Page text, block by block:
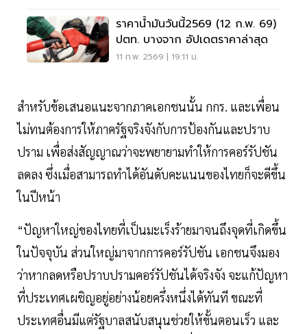
ราคาน้ำมันวันนี้2569 (12 ก.พ. 69)
ปตท. บางจาก อัปเดตราคาล่าสุด
11 ก.พ. 2569 | 19:11 น.
สำหรับข้อเสนอแนะจากภาคเอกชนนั้น กกร. และเพื่อน
ไม่ทนต้องการให้ภาครัฐจริงจังกับการป้องกันและปราบ
ปราม เพื่อส่งสัญญาณว่าจะพยายามทำให้การคอร์รัปชัน
ลดลง ซึ่งเมื่อสามารถทำได้อันดับคะแนนของไทยก็จะดีขึ้น
ในปีหน้า
“ปัญหาใหญ่ของไทยที่เป็นมะเร็งร้ายมาจนถึงจุดที่เกิดขึ้น
ในปัจจุบัน ส่วนใหญ่มาจากการคอร์รัปชัน เอกชนจึงมอง
ว่าหากลดหรือปราบปรามคอร์รัปชันได้จริงจัง จะแก้ปัญหา
ที่ประเทศเผชิญอยู่อย่างน้อยครึ่งหนึ่งได้ทันที ขณะที่
ประเทศอื่นมีแต่รัฐบาลสนับสนุนช่วยให้ขั้นตอนเร็ว และ